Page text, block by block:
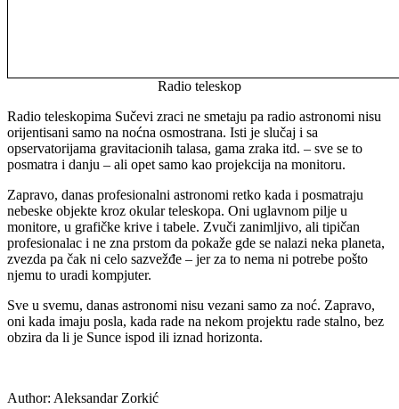
Radio teleskop
Radio teleskopima Sučevi zraci ne smetaju pa radio astronomi nisu
orijentisani samo na noćna osmostrana. Isti je slučaj i sa
opservatorijama gravitacionih talasa, gama zraka itd. – sve se to
posmatra i danju – ali opet samo kao projekcija na monitoru.
Zapravo, danas profesionalni astronomi retko kada i posmatraju
nebeske objekte kroz okular teleskopa. Oni uglavnom pilje u
monitore, u grafičke krive i tabele. Zvuči zanimljivo, ali tipičan
profesionalac i ne zna prstom da pokaže gde se nalazi neka planeta,
zvezda pa čak ni celo sazvežđe – jer za to nema ni potrebe pošto
njemu to uradi kompjuter.
Sve u svemu, danas astronomi nisu vezani samo za noć. Zapravo,
oni kada imaju posla, kada rade na nekom projektu rade stalno, bez
obzira da li je Sunce ispod ili iznad horizonta.
Author: Aleksandar Zorkić